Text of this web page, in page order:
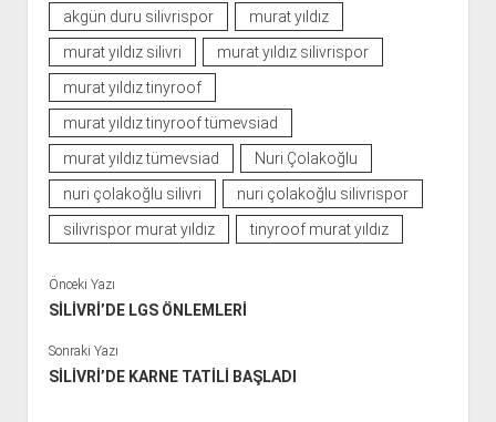
akgün duru silivrispor
murat yıldız
murat yıldız silivri
murat yıldız silivrispor
murat yıldız tinyroof
murat yıldız tinyroof tümevsiad
murat yıldız tümevsiad
Nuri Çolakoğlu
nuri çolakoğlu silivri
nuri çolakoğlu silivrispor
silivrispor murat yıldız
tinyroof murat yıldız
Önceki Yazı
SİLİVRİ’DE LGS ÖNLEMLERİ
Sonraki Yazı
SİLİVRİ’DE KARNE TATİLİ BAŞLADI